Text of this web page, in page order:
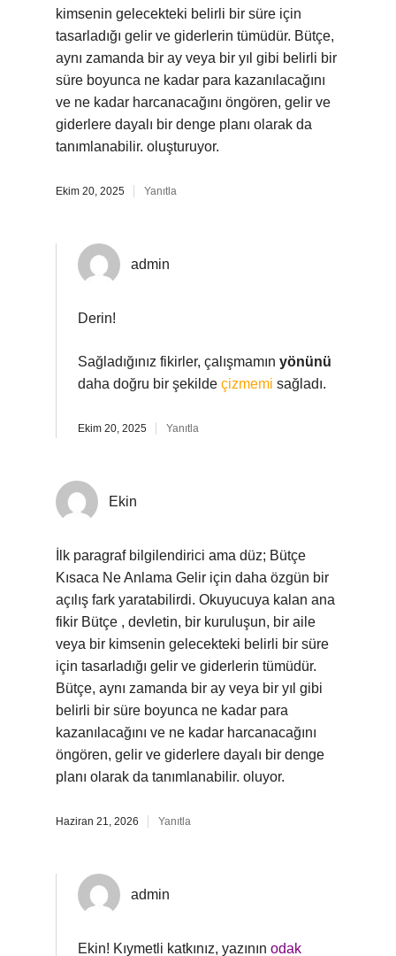
kimsenin gelecekteki belirli bir süre için
tasarladığı gelir ve giderlerin tümüdür. Bütçe,
aynı zamanda bir ay veya bir yıl gibi belirli bir
süre boyunca ne kadar para kazanılacağını
ve ne kadar harcanacağını öngören, gelir ve
giderlere dayalı bir denge planı olarak da
tanımlanabilir. oluşturuyor.
Ekim 20, 2025 Yanıtla
admin
Derin!
Sağladığınız fikirler, çalışmamın yönünü
daha doğru bir şekilde çizmemi sağladı.
Ekim 20, 2025 Yanıtla
Ekin
İlk paragraf bilgilendirici ama düz; Bütçe
Kısaca Ne Anlama Gelir için daha özgün bir
açılış fark yaratabilirdi. Okuyucuya kalan ana
fikir Bütçe , devletin, bir kuruluşun, bir aile
veya bir kimsenin gelecekteki belirli bir süre
için tasarladığı gelir ve giderlerin tümüdür.
Bütçe, aynı zamanda bir ay veya bir yıl gibi
belirli bir süre boyunca ne kadar para
kazanılacağını ve ne kadar harcanacağını
öngören, gelir ve giderlere dayalı bir denge
planı olarak da tanımlanabilir. oluyor.
Haziran 21, 2026 Yanıtla
admin
Ekin! Kıymetli katkınız, yazının odak